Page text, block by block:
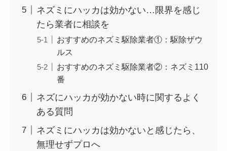
ネズミにハッカは効かない…限界を感じ
たら業者に相談を
おすすめのネズミ駆除業者①：駆除ザウ
ルス
おすすめのネズミ駆除業者②：ネズミ110
番
ネズにハッカが効かない時に関するよく
ある質問
ネズミにハッカは効かないと感じたら、
無理せずプロへ